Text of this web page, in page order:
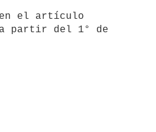
partir del 1° de